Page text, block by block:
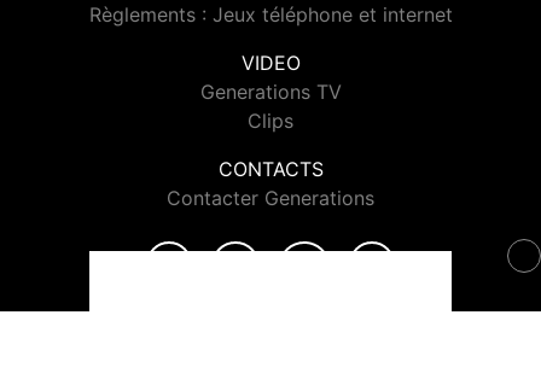
Règlements : Jeux téléphone et internet
VIDEO
Generations TV
Clips
CONTACTS
Contacter Generations